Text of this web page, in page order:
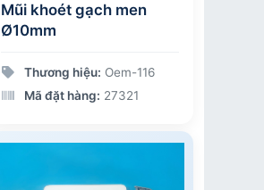
Mũi khoét gạch men
Ø10mm
Thương hiệu: Oem-116
Mã đặt hàng: 27321